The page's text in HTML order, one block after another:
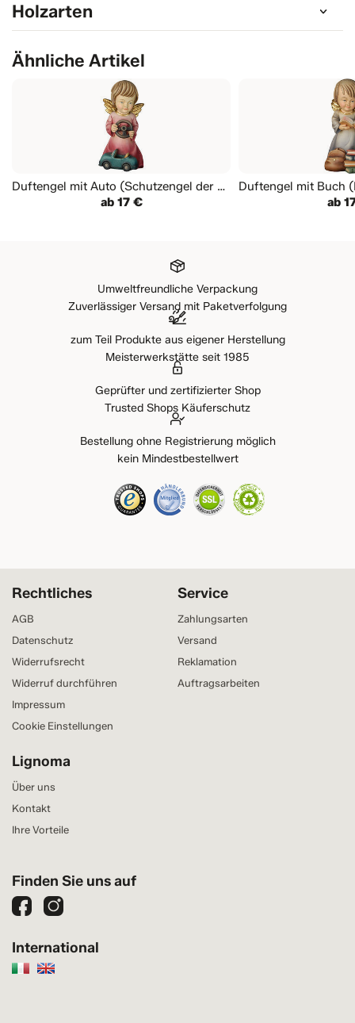
Holzarten
Ähnliche Artikel
Duftengel mit Auto (Schutzengel der Autofahrer)
ab 17 €
ab
Umweltfreundliche Verpackung
Zuverlässiger Versand mit Paketverfolgung
zum Teil Produkte aus eigener Herstellung
Meisterwerkstätte seit 1985
Geprüfter und zertifizierter Shop
Trusted Shops Käuferschutz
Bestellung ohne Registrierung möglich
kein Mindestbestellwert
Service
Zahlungsarten
Versand
Reklamation
Auftragsarbeiten
Rechtliches
AGB
Datenschutz
Widerrufsrecht
Widerruf durchführen
Impressum
Cookie Einstellungen
Lignoma
Über uns
Kontakt
Ihre Vorteile
Finden Sie uns auf
International